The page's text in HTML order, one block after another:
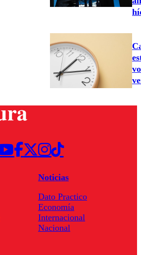
Noticias
Dato Practico
Economía
Internacional
Nacional